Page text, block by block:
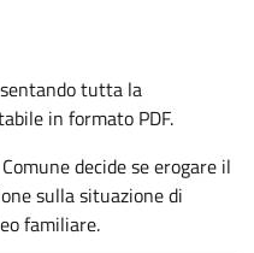
tutta la
in formato PDF.
decide se erogare il
sulla situazione di
familiare.